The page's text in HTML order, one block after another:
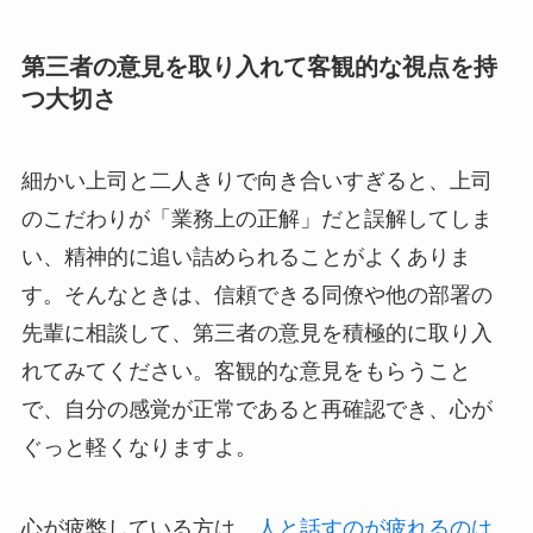
第三者の意見を取り入れて客観的な視点を持
つ大切さ
細かい上司と二人きりで向き合いすぎると、上司
のこだわりが「業務上の正解」だと誤解してしま
い、精神的に追い詰められることがよくありま
す。そんなときは、信頼できる同僚や他の部署の
先輩に相談して、第三者の意見を積極的に取り入
れてみてください。客観的な意見をもらうこと
で、自分の感覚が正常であると再確認でき、心が
ぐっと軽くなりますよ。
心が疲弊している方は、 人と話すのが疲れるのは